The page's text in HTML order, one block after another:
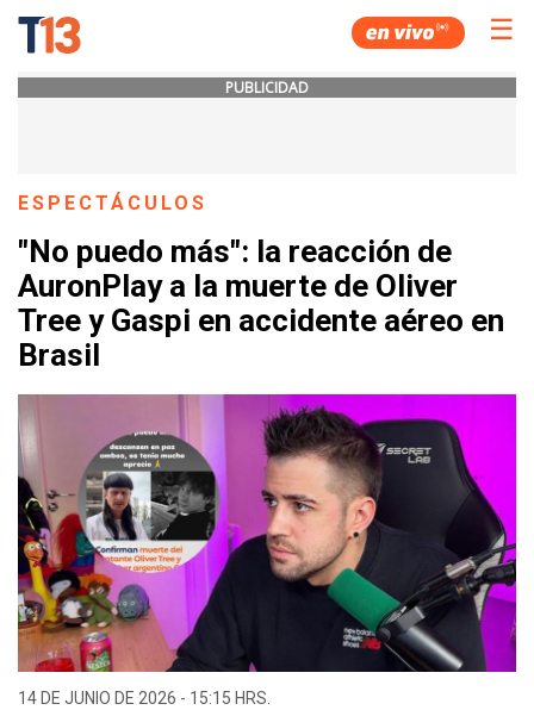
☰
PUBLICIDAD
ESPECTÁCULOS
"No puedo más": la reacción de
AuronPlay a la muerte de Oliver
Tree y Gaspi en accidente aéreo en
Brasil
14 DE JUNIO DE 2026 - 15:15 HRS.